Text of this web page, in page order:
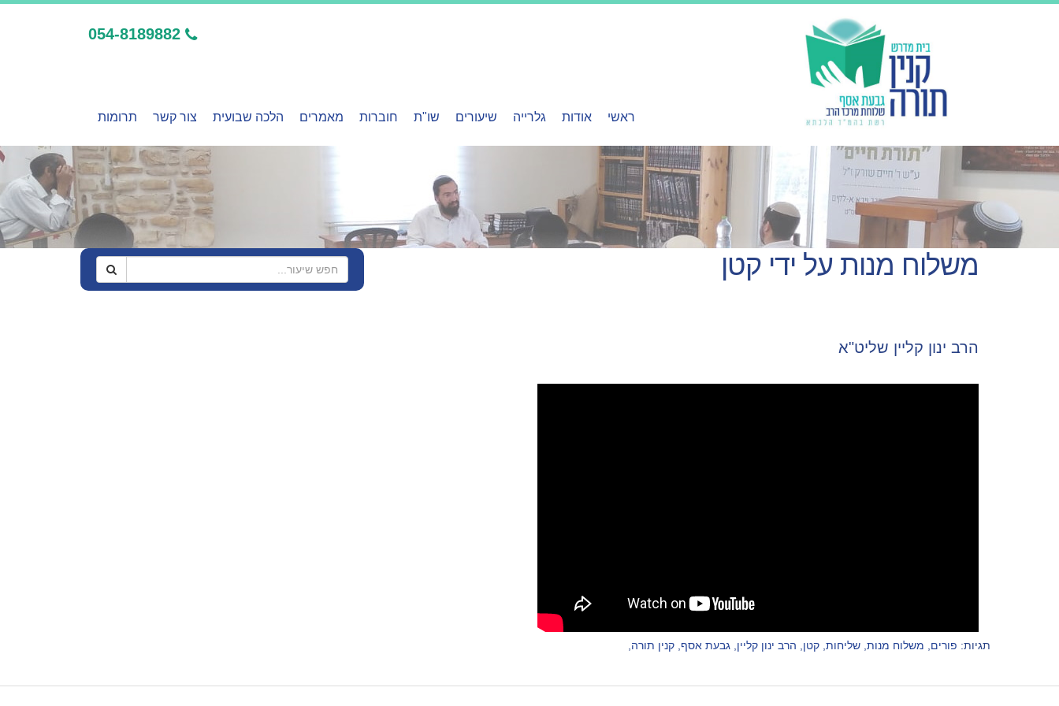
054-8189882
ראשי אודות גלרייה שיעורים שו"ת חוברות מאמרים הלכה שבועית צור קשר תרומות
משלוח מנות על ידי קטן
הרב ינון קליין שליט"א
תגיות: פורים משלוח מנות שליחות קטן הרב ינון קליין גבעת אסף קנין תורה